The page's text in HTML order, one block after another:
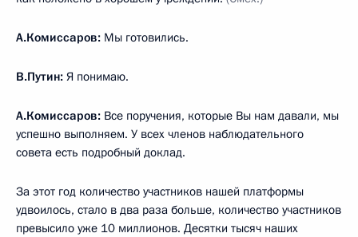
А.Комиссаров: Мы готовились.
В.Путин: Я понимаю.
А.Комиссаров: Все поручения, которые Вы нам давали, мы
успешно выполняем. У всех членов наблюдательного
совета есть подробный доклад.
За этот год количество участников нашей платформы
удвоилось, стало в два раза больше, количество участников
превысило уже 10 миллионов. Десятки тысяч наших